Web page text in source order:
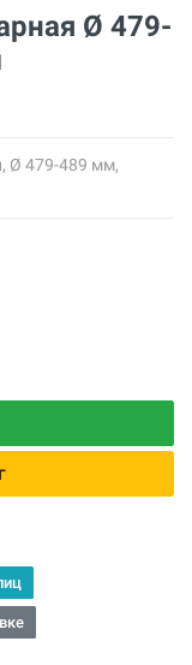
Ø 479-
Ø 479-489 мм,